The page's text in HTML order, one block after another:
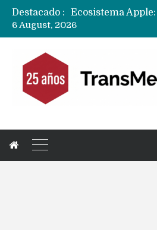
Destacado :
6 August, 2026